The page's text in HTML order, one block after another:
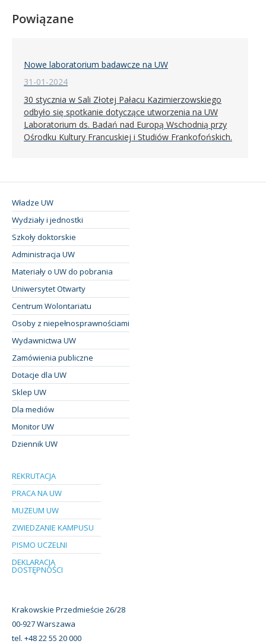
Powiązane
Nowe laboratorium badawcze na UW
31-01-2024
30 stycznia w Sali Złotej Pałacu Kazimierzowskiego
odbyło się spotkanie dotyczące utworzenia na UW
Laboratorium ds. Badań nad Europą Wschodnią przy
Ośrodku Kultury Francuskiej i Studiów Frankofońskich.
Władze UW
Wydziały i jednostki
Szkoły doktorskie
Administracja UW
Materiały o UW do pobrania
Uniwersytet Otwarty
Centrum Wolontariatu
Osoby z niepełnosprawnościami
Wydawnictwa UW
Zamówienia publiczne
Dotacje dla UW
Sklep UW
Dla mediów
Monitor UW
Dziennik UW
REKRUTACJA
PRACA NA UW
MUZEUM UW
ZWIEDZANIE KAMPUSU
PISMO UCZELNI
DEKLARACJA
DOSTĘPNOŚCI
Krakowskie Przedmieście 26/28
00-927 Warszawa
tel. +48 22 55 20 000